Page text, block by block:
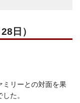
日）
ミリーとの対面を果
た。